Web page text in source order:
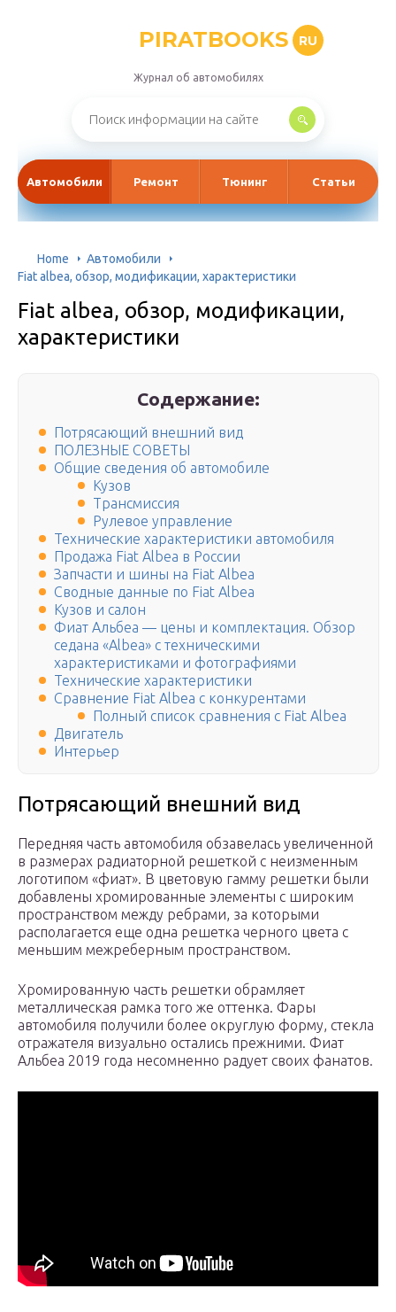
PIRATBOOKS RU
Журнал об автомобилях
Автомобили Ремонт Тюнинг Статьи
Home
Автомобили
Fiat albea, обзор, модификации, характеристики
Fiat albea, обзор, модификации,
характеристики
Содержание:
Потрясающий внешний вид
ПОЛЕЗНЫЕ СОВЕТЫ
Общие сведения об автомобиле
Кузов
Трансмиссия
Рулевое управление
Технические характеристики автомобиля
Продажа Fiat Albea в России
Запчасти и шины на Fiat Albea
Сводные данные по Fiat Albea
Кузов и салон
Фиат Альбеа — цены и комплектация. Обзор
седана «Albea» с техническими
характеристиками и фотографиями
Технические характеристики
Сравнение Fiat Albea с конкурентами
Полный список сравнения с Fiat Albea
Двигатель
Интерьер
Потрясающий внешний вид
Передняя часть автомобиля обзавелась увеличенной
в размерах радиаторной решеткой с неизменным
логотипом «фиат». В цветовую гамму решетки были
добавлены хромированные элементы с широким
пространством между ребрами, за которыми
располагается еще одна решетка черного цвета с
меньшим межреберным пространством.
Хромированную часть решетки обрамляет
металлическая рамка того же оттенка. Фары
автомобиля получили более округлую форму, стекла
отражателя визуально остались прежними. Фиат
Альбеа 2019 года несомненно радует своих фанатов.